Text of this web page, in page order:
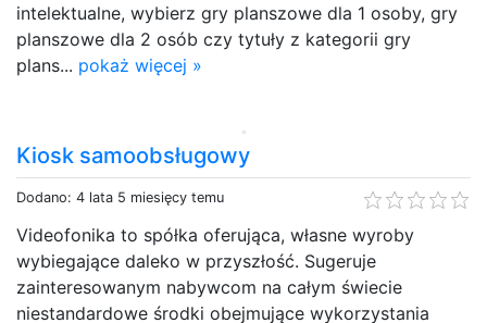
intelektualne, wybierz gry planszowe dla 1 osoby, gry
planszowe dla 2 osób czy tytuły z kategorii gry
plans... pokaż więcej »
Kiosk samoobsługowy
Dodano: 4 lata 5 miesięcy temu
Videofonika to spółka oferująca, własne wyroby
wybiegające daleko w przyszłość. Sugeruje
zainteresowanym nabywcom na całym świecie
niestandardowe środki obejmujące wykorzystania